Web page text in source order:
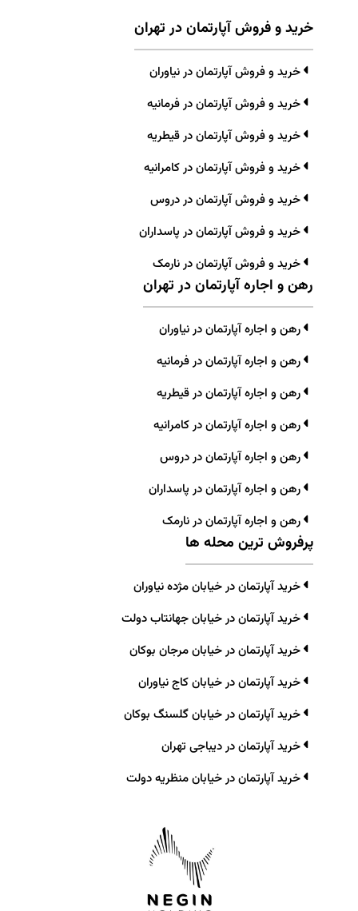
خرید و فروش آپارتمان در تهران
خرید و فروش آپارتمان در نیاوران
خرید و فروش آپارتمان در فرمانیه
خرید و فروش آپارتمان در قیطریه
خرید و فروش آپارتمان در کامرانیه
خرید و فروش آپارتمان در دروس
خرید و فروش آپارتمان در پاسداران
خرید و فروش آپارتمان در نارمک
رهن و اجاره آپارتمان در تهران
رهن و اجاره آپارتمان در نیاوران
رهن و اجاره آپارتمان در فرمانیه
رهن و اجاره آپارتمان در قیطریه
رهن و اجاره آپارتمان در کامرانیه
رهن و اجاره آپارتمان در دروس
رهن و اجاره آپارتمان در پاسداران
رهن و اجاره آپارتمان در نارمک
پرفروش ترین محله ها
خرید آپارتمان در خیابان مژده نیاوران
خرید آپارتمان در خیابان جهانتاب دولت
خرید آپارتمان در خیابان مرجان بوکان
خرید آپارتمان در خیابان کاج نیاوران
خرید آپارتمان در خیابان گلسنگ بوکان
خرید آپارتمان در دیباجی تهران
خرید آپارتمان در خیابان منظریه دولت